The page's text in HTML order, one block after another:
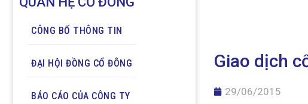
CÔNG BỐ THÔNG TIN
ĐẠI HỘI ĐỒNG CỔ ĐÔNG
BÁO CÁO CỦA CÔNG TY
Giao dịch
29/06/2015